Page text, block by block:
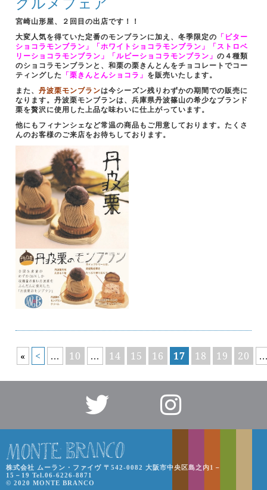
宮崎山形屋、２回目の出店です！！
大変人気を得ていた定番のモンブランに加え、冬季限定の 「ビター
ショコラモンブラン」「ホワイトショコラモンブラン」「ストロベ
リーショコラモンブラン」「ルビーショコラモンブラン」の４種類
のショコラモンブランと、和栗の栗きんとんをチョコレートでコー
ティングした
「栗きんとんショコラ」 を販売いたします。
また、丹波栗モンブランは今シーズン残りわずかの期間での販売に
なります。丹波栗モンブランは、兵庫県丹波篠山の希少なブランド
栗を贅沢に使用した上品な味わいに仕上がっています。
他にもフィナンシェなど常温の商品もご用意しております。たくさ
んのお客様のご来店をお待ちしております。
« < ... 10 ... 14 15 16 17 18 19 20
株式会社 ムーラン・ファイヴ 〒542-0082 大阪市中央区島之内1－
15－19 Tel.06-6226-8871
© 2020 MONTE BRANCO